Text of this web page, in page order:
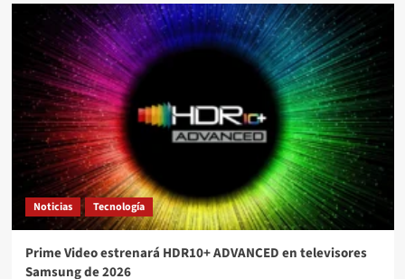
Noticias Tecnología
Prime Video estrenará HDR10+ ADVANCED en televisores
Samsung de 2026